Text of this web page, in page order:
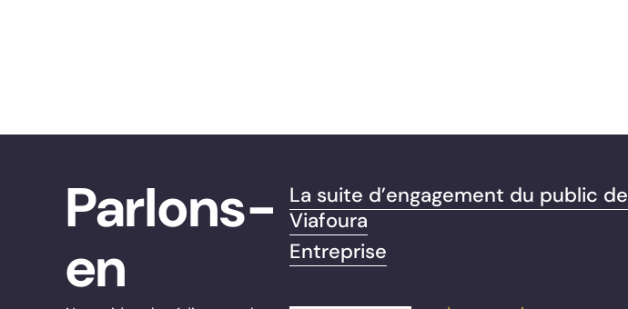
Parlons-
en
La suite d’engagement du public de
Viafoura
Entreprise